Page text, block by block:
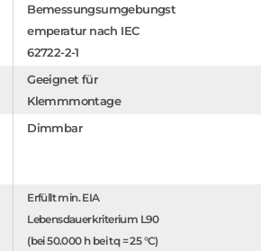
Bemessungsumgebungst
emperatur nach IEC
62722-2-1
Geeignet für
Klemmmontage
Dimmbar
Erfüllt min. EIA
Lebensdauerkriterium L90
(bei 50.000 h bei tq = 25 °C)